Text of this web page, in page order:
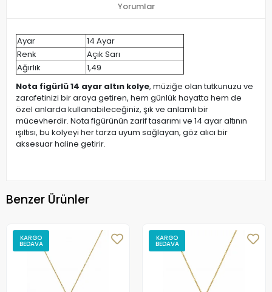
Yorumlar
Ayar
14 Ayar
Renk
Açık Sarı
Ağırlık
1,49
Nota figürlü 14 ayar altın kolye, müziğe olan tutkunuzu ve
zarafetinizi bir araya getiren, hem günlük hayatta hem de
özel anlarda kullanabileceğiniz, şık ve anlamlı bir
mücevherdir. Nota figürünün zarif tasarımı ve 14 ayar altının
ışıltısı, bu kolyeyi her tarza uyum sağlayan, göz alıcı bir
aksesuar haline getirir.
Benzer Ürünler
KARGO
BEDAVA
KARGO
BEDAVA